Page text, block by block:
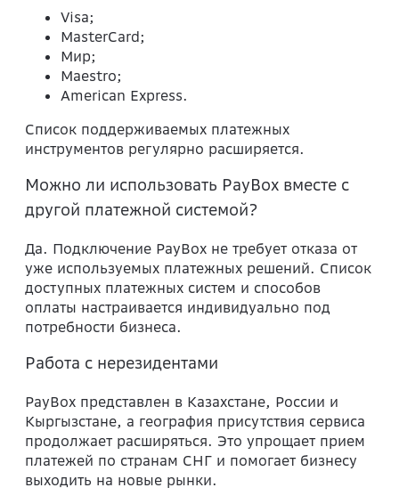
Visa;
MasterCard;
Мир;
Maestro;
American Express.
Список поддерживаемых платежных
инструментов регулярно расширяется.
Можно ли использовать PayBox вместе с
другой платежной системой?
Да. Подключение PayBox не требует отказа от
уже используемых платежных решений. Список
доступных платежных систем и способов
оплаты настраивается индивидуально под
потребности бизнеса.
Работа с нерезидентами
PayBox представлен в Казахстане, России и
Кыргызстане, а география присутствия сервиса
продолжает расширяться. Это упрощает прием
платежей по странам СНГ и помогает бизнесу
выходить на новые рынки.